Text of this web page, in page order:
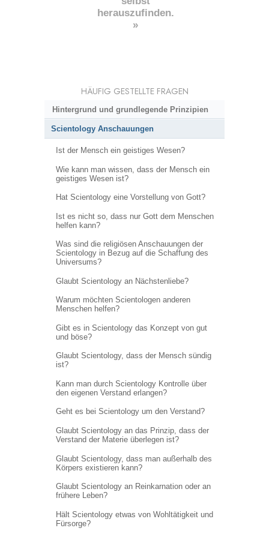
herauszufinden.
»
HÄUFIG GESTELLTE FRAGEN
Hintergrund und grundlegende Prinzipien
Scientology Anschauungen
Ist der Mensch ein geistiges Wesen?
Wie kann man wissen, dass der Mensch ein
geistiges Wesen ist?
Hat Scientology eine Vorstellung von Gott?
Ist es nicht so, dass nur Gott dem Menschen
helfen kann?
Was sind die religiösen Anschauungen der
Scientology in Bezug auf die Schaffung des
Universums?
Glaubt Scientology an Nächstenliebe?
Warum möchten Scientologen anderen
Menschen helfen?
Gibt es in Scientology das Konzept von gut
und böse?
Glaubt Scientology, dass der Mensch sündig
ist?
Kann man durch Scientology Kontrolle über
den eigenen Verstand erlangen?
Geht es bei Scientology um den Verstand?
Glaubt Scientology an das Prinzip, dass der
Verstand der Materie überlegen ist?
Glaubt Scientology, dass man außerhalb des
Körpers existieren kann?
Glaubt Scientology an Reinkarnation oder an
frühere Leben?
Hält Scientology etwas von Wohltätigkeit und
Fürsorge?